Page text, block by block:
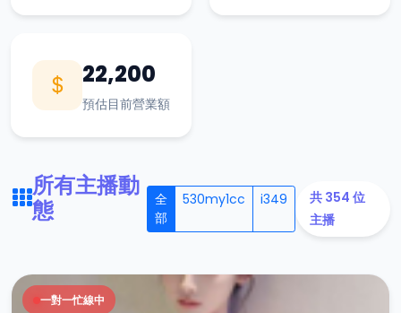
22,200
預估目前營業額
所有主播動
態
全
部
530my1cc i349
共 354 位
主播
一對一忙線中